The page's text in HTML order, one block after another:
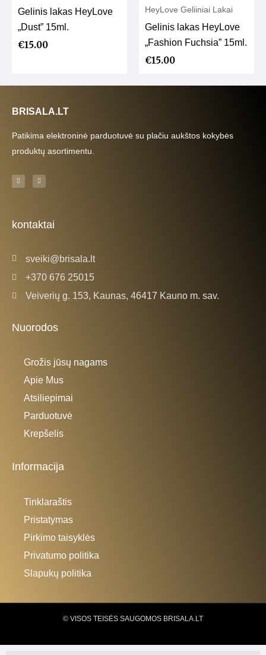
Gelinis lakas HeyLove
„Dust” 15ml.
€15.00
HeyLove Geliiniai Lakai
Gelinis lakas HeyLove
„Fashion Fuchsia” 15ml.
€15.00
BRISALA.LT
Patikima elektroninė parduotuvė su plačiu aukštos kokybės
produktų asortimentu.
F
a
c
-
f
I
n
s
m
kontaktai
sveiki@brisala.lt
+370 676 25015
Veiverių g. 153, Kaunas, 46417 Kauno m. sav.
Nuorodos
Grožis jūsų nagams
Apie Mus
Atsiliepimai
Parduotuvė
Krepšelis
Informacija
Tinklaraštis
Pristatymas
Pirkimo taisyklės
Privatumo politika
Slapukų politika
© VISOS TEISĖS SAUGOMOS BRISALA.LT